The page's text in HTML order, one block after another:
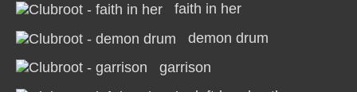
faith in her
demon drum
garrison